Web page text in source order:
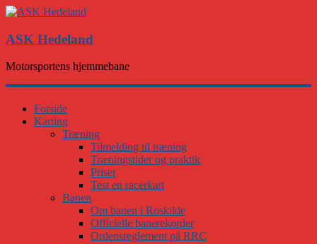
ASK Hedeland
Motorsportens hjemmebane
Forside
Karting
Træning
Tilmelding til træning
Træningstider og praktik
Priser
Test en racerkart
Banen
Om banen i Roskilde
Officielle banerekorder
Ordensreglement på RRC